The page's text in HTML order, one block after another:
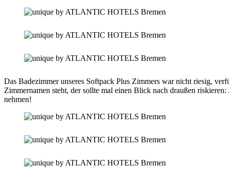
Das Badezimmer unseres Softpack Plus Zimmers war nicht riesig,
Zimmernamen steht, der sollte mal einen Blick nach draußen
nehmen!